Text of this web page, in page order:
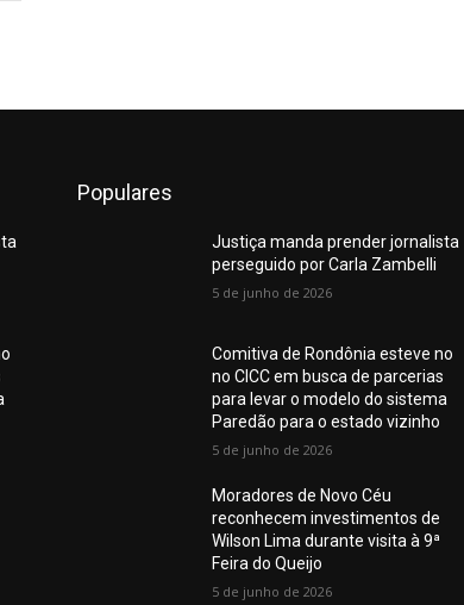
Populares
Justiça manda prender jornalista
perseguido por Carla Zambelli
5 de junho de 2026
Comitiva de Rondônia esteve no
no CICC em busca de parcerias
para levar o modelo do sistema
Paredão para o estado vizinho
5 de junho de 2026
Moradores de Novo Céu
reconhecem investimentos de
Wilson Lima durante visita à 9ª
Feira do Queijo
5 de junho de 2026